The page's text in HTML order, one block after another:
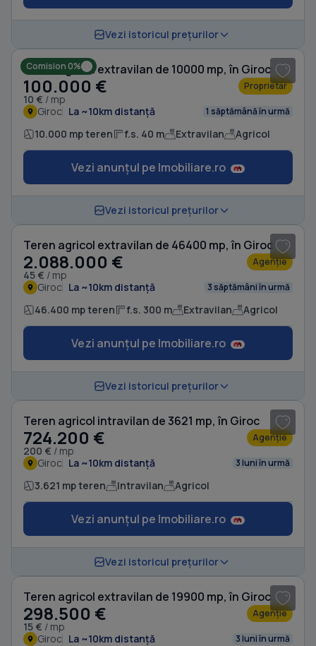
Vezi istoricul prețurilor
Comision 0%
Teren agricol extravilan de 10000 mp, în Giroc
100.000 €
10 € / mp
Proprietar
Giroc La ~10km distanță 1 săptămână în urmă
10.000 mp teren f.s. 40 m Extravilan Agricol
Vezi anunțul pe Imobiliare.ro
Vezi istoricul prețurilor
Teren agricol extravilan de 46400 mp, în Giroc
2.088.000 €
45 € / mp
Agenție
Giroc La ~10km distanță 3 săptămâni în urmă
46.400 mp teren f.s. 300 m Extravilan Agricol
Vezi anunțul pe Imobiliare.ro
Vezi istoricul prețurilor
Teren agricol intravilan de 3621 mp, în Giroc
724.200 €
200 € / mp
Agenție
Giroc La ~10km distanță 3 luni în urmă
3.621 mp teren Intravilan Agricol
Vezi anunțul pe Imobiliare.ro
Vezi istoricul prețurilor
Teren agricol extravilan de 19900 mp, în Giroc
298.500 €
15 € / mp
Agenție
Giroc La ~10km distanță 3 luni în urmă